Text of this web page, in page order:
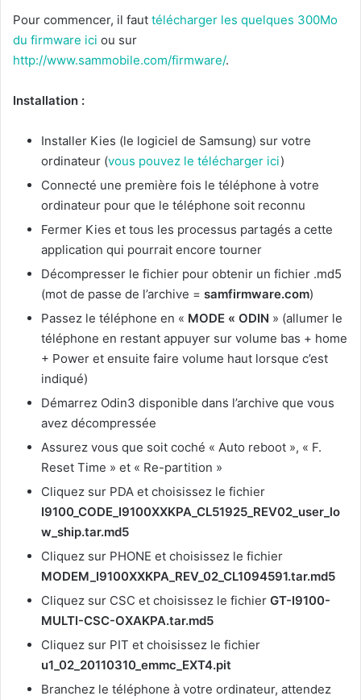
Pour commencer, il faut télécharger les quelques 300Mo
du firmware ici ou sur
http://www.sammobile.com/firmware/.
Installation :
Installer Kies (le logiciel de Samsung) sur votre
ordinateur (vous pouvez le télécharger ici)
Connecté une première fois le téléphone à votre
ordinateur pour que le téléphone soit reconnu
Fermer Kies et tous les processus partagés a cette
application qui pourrait encore tourner
Décompresser le fichier pour obtenir un fichier .md5
(mot de passe de l’archive = samfirmware.com)
Passez le téléphone en « MODE « ODIN » (allumer le
téléphone en restant appuyer sur volume bas + home
+ Power et ensuite faire volume haut lorsque c’est
indiqué)
Démarrez Odin3 disponible dans l’archive que vous
avez décompressée
Assurez vous que soit coché « Auto reboot », « F.
Reset Time » et « Re-partition »
Cliquez sur PDA et choisissez le fichier
I9100_CODE_I9100XXKPA_CL51925_REV02_user_lo
w_ship.tar.md5
Cliquez sur PHONE et choisissez le fichier
MODEM_I9100XXKPA_REV_02_CL1094591.tar.md5
Cliquez sur CSC et choisissez le fichier GT-I9100-
MULTI-CSC-OXAKPA.tar.md5
Cliquez sur PIT et choisissez le fichier
u1_02_20110310_emmc_EXT4.pit
Branchez le téléphone à votre ordinateur, attendez